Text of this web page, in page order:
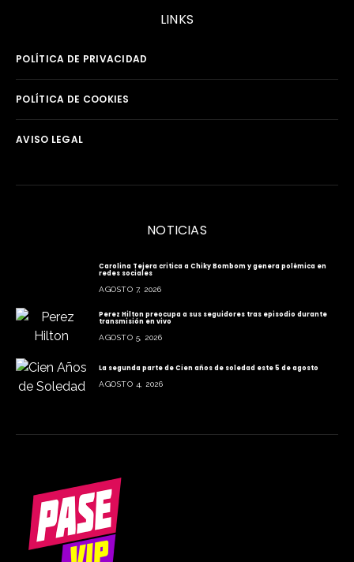
LINKS
POLÍTICA DE PRIVACIDAD
POLÍTICA DE COOKIES
AVISO LEGAL
NOTICIAS
Carolina Tejera critica a Chiky Bombom y genera polémica en
redes sociales
AGOSTO 7, 2026
Perez Hilton preocupa a sus seguidores tras episodio durante
transmisión en vivo
AGOSTO 5, 2026
La segunda parte de Cien años de soledad este 5 de agosto
AGOSTO 4, 2026